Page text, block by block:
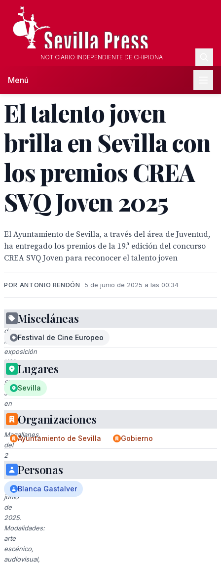
NOTICIARIO INDEPENDIENTE DE CHIPIONA
Menú
El talento joven
brilla en Sevilla con
los premios CREA
SVQ Joven 2025
El Ayuntamiento de Sevilla, a través del área de Juventud,
ha entregado los premios de la 19.ª edición del concurso
CREA SVQ Joven para reconocer el talento joven
POR ANTONIO RENDÓN 5 de junio de 2025 a las 00:34
Cartel
de
la
exposición
'19°
CREA
SVQ
JOVEN'
en
el
Foro
Magallanes,
del
2
al
20
de
junio
de
2025.
Modalidades:
arte
escénico,
audiovisual,
Misceláneas
Festival de Cine Europeo
Lugares
Sevilla
Organizaciones
Ayuntamiento de Sevilla Gobierno
Personas
Blanca Gastalver